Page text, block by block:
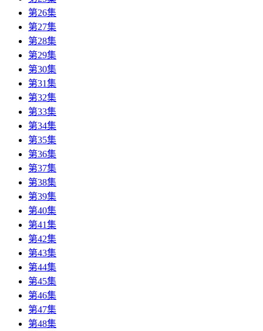
第26集
第27集
第28集
第29集
第30集
第31集
第32集
第33集
第34集
第35集
第36集
第37集
第38集
第39集
第40集
第41集
第42集
第43集
第44集
第45集
第46集
第47集
第48集